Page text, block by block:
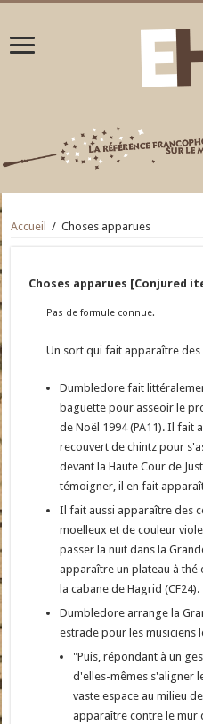
Accueil / Choses apparues
Choses apparues [Conjured
Pas de formule connue.
Un sort qui fait apparaître
Dumbledore fait
baguette pour asseoir le
de Noël 1994 (PA11). Il fait
recouvert de chintz pour
devant la Haute Cour de
témoigner, il en fait
Il fait aussi apparaître des
moelleux et de couleur
passer la nuit dans la
apparaître un plateau à thé
la cabane de Hagrid (CF24).
Dumbledore arrange la
estrade pour les musiciens
"Puis, répondant à un
d'elles-mêmes s'aligner
vaste espace au milieu
apparaître contre le mur